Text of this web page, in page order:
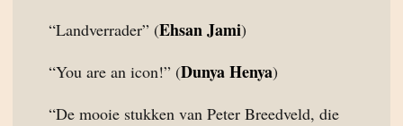
“Landverrader” (Ehsan Jami)
“You are an icon!” (Dunya Henya)
“De mooie stukken van Peter Breedveld, die